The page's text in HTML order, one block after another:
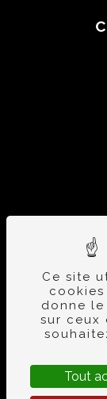
vitrification
ponçage
création de
Ce site
donne
sur ceux
Tout